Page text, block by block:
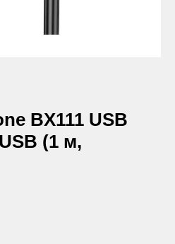
BX111 USB
(1 м,